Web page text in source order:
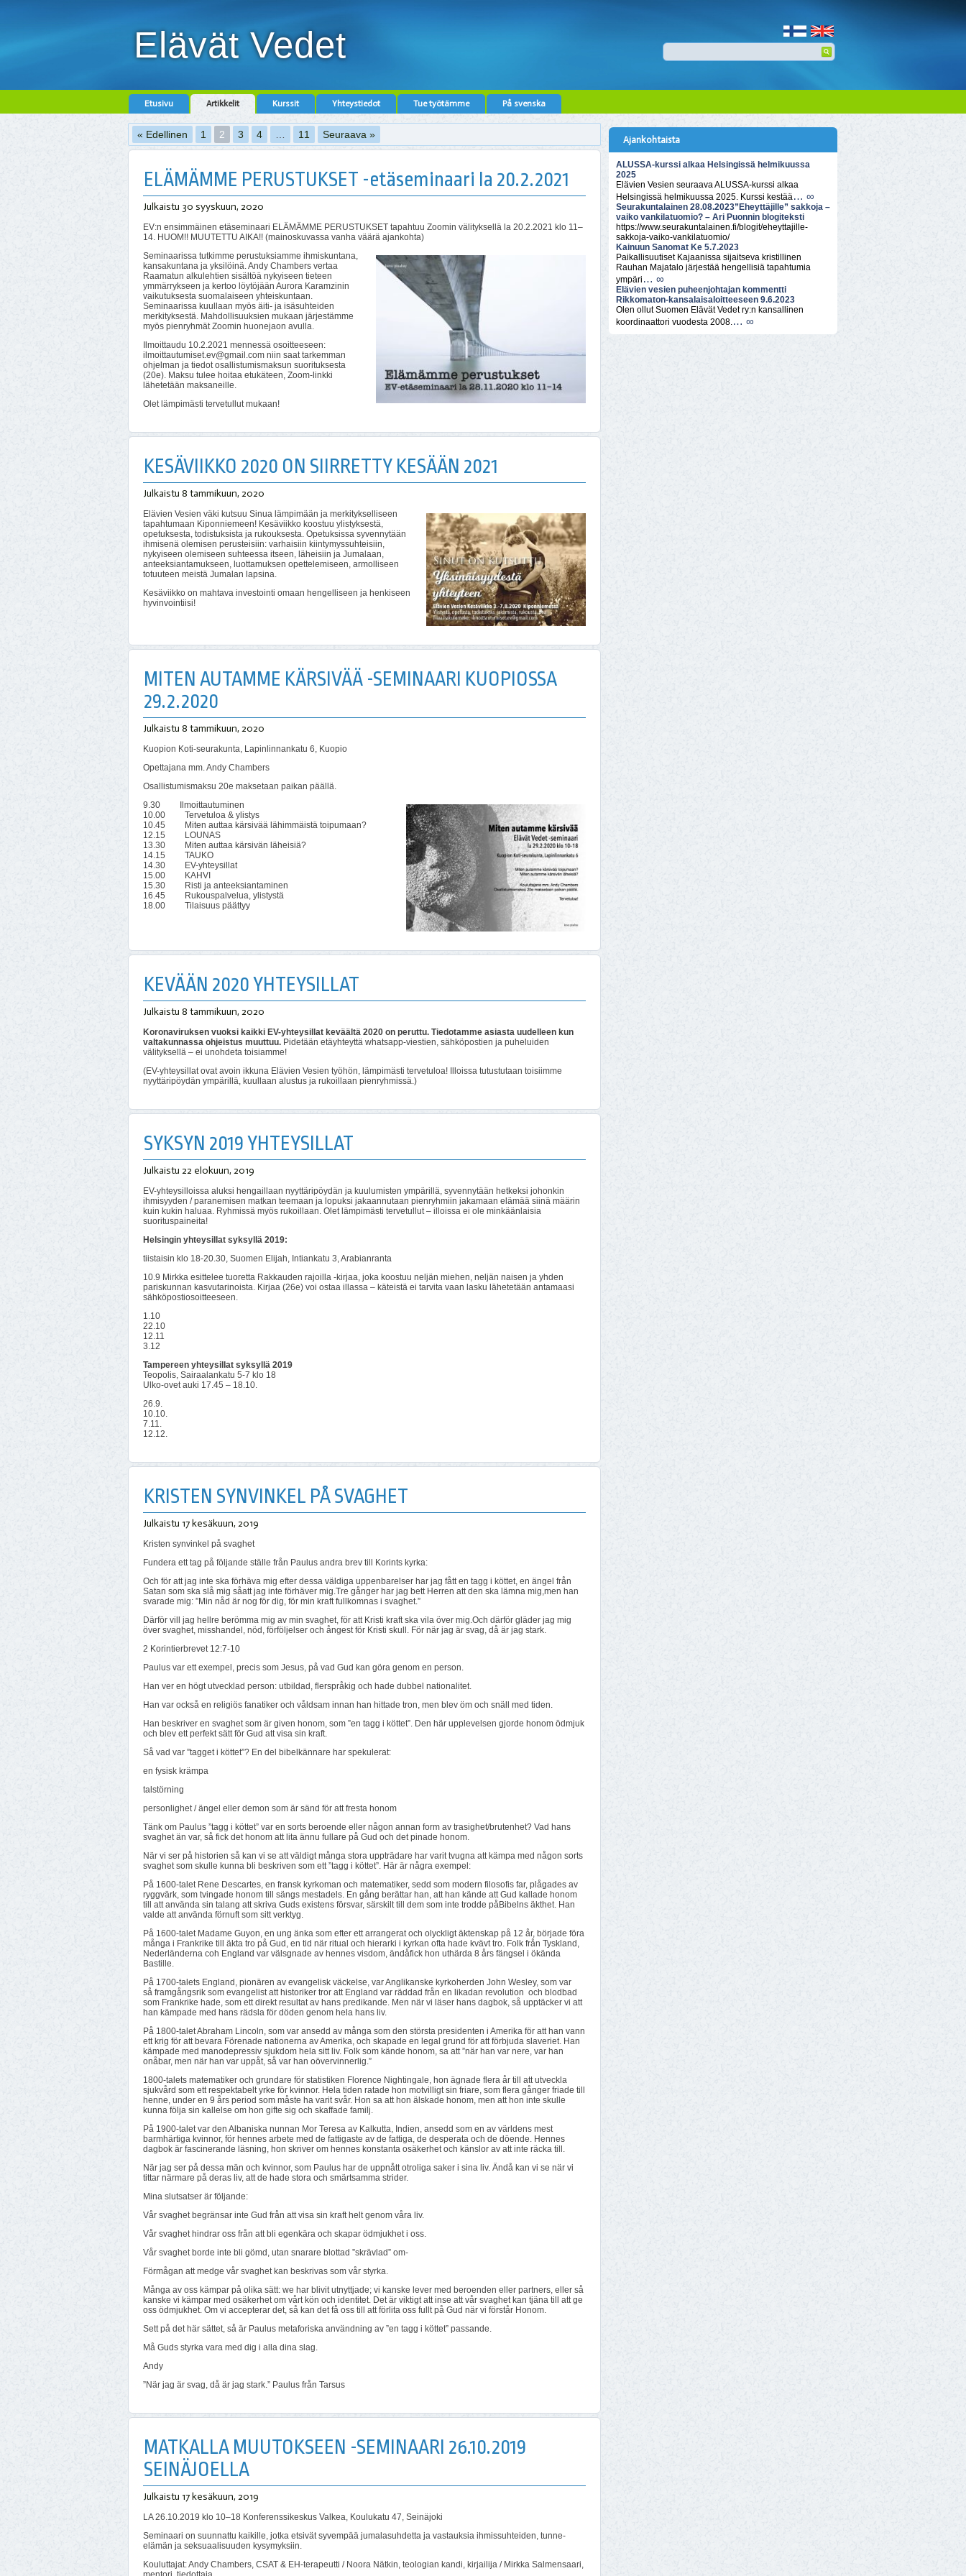
Elävät Vedet
Etusivu Artikkelit Kurssit Yhteystiedot Tue työtämme På svenska
« Edellinen 1 2 3 4 11 Seuraava »
ELÄMÄMME PERUSTUKSET -etäseminaari la 20.2.2021
Julkaistu 30 syyskuun, 2020
EV:n ensimmäinen etäseminaari ELÄMÄMME PERUSTUKSET tapahtuu Zoomin välityksellä la 20.2.2021 klo 11–
14. HUOM!! MUUTETTU AIKA!! (mainoskuvassa vanha väärä ajankohta)
Seminaarissa tutkimme perustuksiamme ihmiskuntana,
kansakuntana ja yksilöinä. Andy Chambers vertaa
Raamatun alkulehtien sisältöä nykyiseen tieteen
ymmärrykseen ja kertoo löytöjään Aurora Karamzinin
vaikutuksesta suomalaiseen yhteiskuntaan.
Seminaarissa kuullaan myös äiti- ja isäsuhteiden
merkityksestä. Mahdollisuuksien mukaan järjestämme
myös pienryhmät Zoomin huonejaon avulla.
Ilmoittaudu 10.2.2021 mennessä osoitteeseen:
ilmoittautumiset.ev@gmail.com niin saat tarkemman
ohjelman ja tiedot osallistumismaksun suorituksesta
(20e). Maksu tulee hoitaa etukäteen, Zoom-linkki
lähetetään maksaneille.
Olet lämpimästi tervetullut mukaan!
KESÄVIIKKO 2020 ON SIIRRETTY KESÄÄN 2021
Julkaistu 8 tammikuun, 2020
Elävien Vesien väki kutsuu Sinua lämpimään ja merkitykselliseen
tapahtumaan Kiponniemeen! Kesäviikko koostuu ylistyksestä,
opetuksesta, todistuksista ja rukouksesta. Opetuksissa syvennytään
ihmisenä olemisen perusteisiin: varhaisiin kiintymyssuhteisiin,
nykyiseen olemiseen suhteessa itseen, läheisiin ja Jumalaan,
anteeksiantamukseen, luottamuksen opettelemiseen, armolliseen
totuuteen meistä Jumalan lapsina.
Kesäviikko on mahtava investointi omaan hengelliseen ja henkiseen
hyvinvointiisi!
MITEN AUTAMME KÄRSIVÄÄ -SEMINAARI KUOPIOSSA
29.2.2020
Julkaistu 8 tammikuun, 2020
Kuopion Koti-seurakunta, Lapinlinnankatu 6, Kuopio
Opettajana mm. Andy Chambers
Osallistumismaksu 20e maksetaan paikan päällä.
9.30 Ilmoittautuminen
10.00 Tervetuloa & ylistys
10.45 Miten auttaa kärsivää lähimmäistä toipumaan?
12.15 LOUNAS
13.30 Miten auttaa kärsivän läheisiä?
14.15 TAUKO
14.30 EV-yhteysillat
15.00 KAHVI
15.30 Risti ja anteeksiantaminen
16.45 Rukouspalvelua, ylistystä
18.00 Tilaisuus päättyy
KEVÄÄN 2020 YHTEYSILLAT
Julkaistu 8 tammikuun, 2020
Koronaviruksen vuoksi kaikki EV-yhteysillat keväältä 2020 on peruttu. Tiedotamme asiasta uudelleen kun
valtakunnassa ohjeistus muuttuu. Pidetään etäyhteyttä whatsapp-viestien, sähköpostien ja puheluiden
välityksellä – ei unohdeta toisiamme!
(EV-yhteysillat ovat avoin ikkuna Elävien Vesien työhön, lämpimästi tervetuloa! Illoissa tutustutaan toisiimme
nyyttäripöydän ympärillä, kuullaan alustus ja rukoillaan pienryhmissä.)
SYKSYN 2019 YHTEYSILLAT
Julkaistu 22 elokuun, 2019
EV-yhteysilloissa aluksi hengaillaan nyyttäripöydän ja kuulumisten ympärillä, syvennytään hetkeksi johonkin
ihmisyyden / paranemisen matkan teemaan ja lopuksi jakaannutaan pienryhmiin jakamaan elämää siinä määrin
kuin kukin haluaa. Ryhmissä myös rukoillaan. Olet lämpimästi tervetullut – illoissa ei ole minkäänlaisia
suorituspaineita!
Helsingin yhteysillat syksyllä 2019:
tiistaisin klo 18-20.30, Suomen Elijah, Intiankatu 3, Arabianranta
10.9 Mirkka esittelee tuoretta Rakkauden rajoilla -kirjaa, joka koostuu neljän miehen, neljän naisen ja yhden
pariskunnan kasvutarinoista. Kirjaa (26e) voi ostaa illassa – käteistä ei tarvita vaan lasku lähetetään antamaasi
sähköpostiosoitteeseen.
1.10
22.10
12.11
3.12
Tampereen yhteysillat syksyllä 2019
Teopolis, Sairaalankatu 5-7 klo 18
Ulko-ovet auki 17.45 – 18.10.
26.9.
10.10.
7.11.
12.12.
KRISTEN SYNVINKEL PÅ SVAGHET
Julkaistu 17 kesäkuun, 2019
Kristen synvinkel på svaghet
Fundera ett tag på följande ställe från Paulus andra brev till Korints kyrka:
Och för att jag inte ska förhäva mig efter dessa väldiga uppenbarelser har jag fått en tagg i köttet, en ängel från
Satan som ska slå mig såatt jag inte förhäver mig.Tre gånger har jag bett Herren att den ska lämna mig,men han
svarade mig: ”Min nåd är nog för dig, för min kraft fullkomnas i svaghet.”
Därför vill jag hellre berömma mig av min svaghet, för att Kristi kraft ska vila över mig.Och därför gläder jag mig
över svaghet, misshandel, nöd, förföljelser och ångest för Kristi skull. För när jag är svag, då är jag stark.
2 Korintierbrevet 12:7-10
Paulus var ett exempel, precis som Jesus, på vad Gud kan göra genom en person.
Han ver en högt utvecklad person: utbildad, flerspråkig och hade dubbel nationalitet.
Han var också en religiös fanatiker och våldsam innan han hittade tron, men blev öm och snäll med tiden.
Han beskriver en svaghet som är given honom, som ”en tagg i köttet”. Den här upplevelsen gjorde honom ödmjuk
och blev ett perfekt sätt för Gud att visa sin kraft.
Så vad var ”tagget i köttet”? En del bibelkännare har spekulerat:
en fysisk krämpa
talstörning
personlighet / ängel eller demon som är sänd för att fresta honom
Tänk om Paulus ”tagg i köttet” var en sorts beroende eller någon annan form av trasighet/brutenhet? Vad hans
svaghet än var, så fick det honom att lita ännu fullare på Gud och det pinade honom.
När vi ser på historien så kan vi se att väldigt många stora uppträdare har varit tvugna att kämpa med någon sorts
svaghet som skulle kunna bli beskriven som ett ”tagg i köttet”. Här är några exempel:
På 1600-talet Rene Descartes, en fransk kyrkoman och matematiker, sedd som modern filosofis far, plågades av
ryggvärk, som tvingade honom till sängs mestadels. En gång berättar han, att han kände att Gud kallade honom
till att använda sin talang att skriva Guds existens försvar, särskilt till dem som inte trodde påBibelns äkthet. Han
valde att använda förnuft som sitt verktyg.
På 1600-talet Madame Guyon, en ung änka som efter ett arrangerat och olyckligt äktenskap på 12 år, började föra
många i Frankrike till äkta tro på Gud, en tid när ritual och hierarki i kyrkan ofta hade kvävt tro. Folk från Tyskland,
Nederländerna coh England var välsgnade av hennes visdom, ändåfick hon uthärda 8 års fängsel i ökända
Bastille.
På 1700-talets England, pionären av evangelisk väckelse, var Anglikanske kyrkoherden John Wesley, som var
så framgångsrik som evangelist att historiker tror att England var räddad från en likadan revolution och blodbad
som Frankrike hade, som ett direkt resultat av hans predikande. Men när vi läser hans dagbok, så upptäcker vi att
han kämpade med hans rädsla för döden genom hela hans liv.
På 1800-talet Abraham Lincoln, som var ansedd av många som den största presidenten i Amerika för att han vann
ett krig för att bevara Förenade nationerna av Amerika, och skapade en legal grund för att förbjuda slaveriet. Han
kämpade med manodepressiv sjukdom hela sitt liv. Folk som kände honom, sa att ”när han var nere, var han
onåbar, men när han var uppåt, så var han oövervinnerlig.”
1800-talets matematiker och grundare för statistiken Florence Nightingale, hon ägnade flera år till att utveckla
sjukvård som ett respektabelt yrke för kvinnor. Hela tiden ratade hon motvilligt sin friare, som flera gånger friade till
henne, under en 9 års period som måste ha varit svår. Hon sa att hon älskade honom, men att hon inte skulle
kunna följa sin kallelse om hon gifte sig och skaffade familj.
På 1900-talet var den Albaniska nunnan Mor Teresa av Kalkutta, Indien, ansedd som en av världens mest
barmhärtiga kvinnor, för hennes arbete med de fattigaste av de fattiga, de desperata och de döende. Hennes
dagbok är fascinerande läsning, hon skriver om hennes konstanta osäkerhet och känslor av att inte räcka till.
När jag ser på dessa män och kvinnor, som Paulus har de uppnått otroliga saker i sina liv. Ändå kan vi se när vi
tittar närmare på deras liv, att de hade stora och smärtsamma strider.
Mina slutsatser är följande:
Vår svaghet begränsar inte Gud från att visa sin kraft helt genom våra liv.
Vår svaghet hindrar oss från att bli egenkära och skapar ödmjukhet i oss.
Vår svaghet borde inte bli gömd, utan snarare blottad ”skrävlad” om-
Förmågan att medge vår svaghet kan beskrivas som vår styrka.
Många av oss kämpar på olika sätt: we har blivit utnyttjade; vi kanske lever med beroenden eller partners, eller så
kanske vi kämpar med osäkerhet om vårt kön och identitet. Det är viktigt att inse att vår svaghet kan tjäna till att ge
oss ödmjukhet. Om vi accepterar det, så kan det få oss till att förlita oss fullt på Gud när vi förstår Honom.
Sett på det här sättet, så är Paulus metaforiska användning av ”en tagg i köttet” passande.
Må Guds styrka vara med dig i alla dina slag.
Andy
”När jag är svag, då är jag stark.” Paulus från Tarsus
MATKALLA MUUTOKSEEN -SEMINAARI 26.10.2019
SEINÄJOELLA
Julkaistu 17 kesäkuun, 2019
LA 26.10.2019 klo 10–18 Konferenssikeskus Valkea, Koulukatu 47, Seinäjoki
Seminaari on suunnattu kaikille, jotka etsivät syvempää jumalasuhdetta ja vastauksia ihmissuhteiden, tunne-
elämän ja seksuaalisuuden kysymyksiin.
Kouluttajat: Andy Chambers, CSAT & EH-terapeutti / Noora Nätkin, teologian kandi, kirjailija / Mirkka Salmensaari,
Ajankohtaista
ALUSSA-kurssi alkaa Helsingissä helmikuussa
2025
Elävien Vesien seuraava ALUSSA-kurssi alkaa
Helsingissä helmikuussa 2025. Kurssi kestää… ∞
Seurakuntalainen 28.08.2023”Eheyttäjille” sakkoja –
vaiko vankilatuomio? – Ari Puonnin blogiteksti
https://www.seurakuntalainen.fi/blogit/eheyttajille-
sakkoja-vaiko-vankilatuomio/
Kainuun Sanomat Ke 5.7.2023
Paikallisuutiset Kajaanissa sijaitseva kristillinen
Rauhan Majatalo järjestää hengellisiä tapahtumia
ympäri … ∞
Elävien vesien puheenjohtajan kommentti
Rikkomaton-kansalaisaloitteeseen 9.6.2023
Olen ollut Suomen Elävät Vedet ry:n kansallinen
koordinaattori vuodesta 2008.… ∞